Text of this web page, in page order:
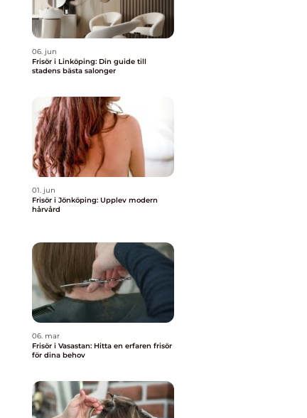
06. jun
Frisör i Linköping: Din guide till
stadens bästa salonger
01. jun
Frisör i Jönköping: Upplev modern
hårvård
06. mar
Frisör i Vasastan: Hitta en erfaren frisör
för dina behov